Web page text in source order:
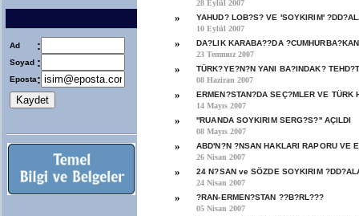
Ad :
Soyad :
Eposta:
28 Eylül 2007
»
YAHUD? LOB?S? VE 'SOYKIRIM'
10 Eylül 2007
»
DA?LIK KARABA??DA
23 Temmuz 2007
»
TÜRK?YE?N?N YANI BA?INDAK?
08 Haziran 2007
»
ERMEN?STAN?DA SEÇ?MLER VE TÜRK
14 Mayıs 2007
»
''RUANDA SOYKIRIM SERG?S?'' AÇILDI
08 Mayıs 2007
»
ABD'N?N ?NSAN HAKLARI RAPORU VE
26 Nisan 2007
»
24 N?SAN ve SÖZDE SOYKIRIM
24 Nisan 2007
»
?RAN-ERMEN?STAN ??B?RL???
05 Nisan 2007